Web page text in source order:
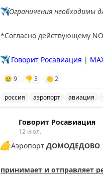
✈️Ограничения необходимы
*Согласно действующему
✈️ Говорит Росавиация |
😢 9 👎 3 👏 2
россия аэропорт авиация
Говорит Росавиация
12 июл.
🟡Аэропорт ДОМОДЕДОВО
принимает и отправляет